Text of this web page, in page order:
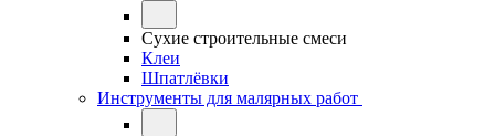
Сухие строительные смеси
Клеи
Шпатлёвки
Инструменты для малярных работ